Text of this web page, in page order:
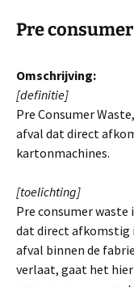
Pre
Omschrijving:
[definitie]
Pre Consumer
afval dat direct
kartonmachines.
[toelichting]
Pre consumer waste
dat direct afkomstig
afval binnen de
verlaat, gaat het